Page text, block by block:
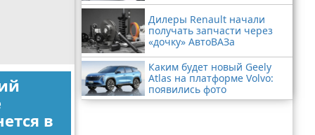
в
Дилеры Renault начали
получать запчасти через
«дочку» АвтоВАЗа
Каким будет новый Geely
Atlas на платформе Volvo:
появились фото